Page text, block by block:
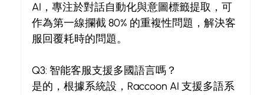
AI，專注於對話自動化與意圖標籤提取，可
作為第一線攔截 80% 的重複性問題，解決客
服回覆耗時的問題。
Q3: 智能客服支援多國語言嗎？
是的，根據系統設，Raccoon AI 支援多語系